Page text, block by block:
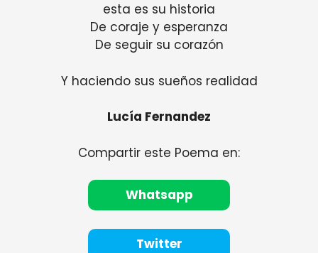
esta es su historia
De coraje y esperanza
De seguir su corazón
Y haciendo sus sueños realidad
Lucía Fernandez
Compartir este Poema en:
Whatsapp
Twitter